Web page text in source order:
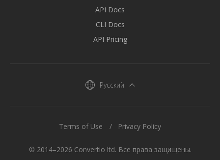
API Docs
CLI Docs
API Pricing
Русский
© 2014–2026 Convertio ltd. Все права защищены.
Terms of Use Privacy Policy